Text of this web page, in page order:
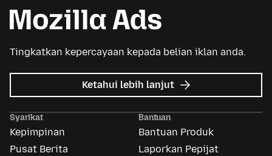
Tingkatkan kepercayaan kepada belian iklan anda.
Ketahui lebih lanjut tentang
Iklan
Syarikat
Kepimpinan
Pusat Berita
Bantuan
Bantuan Produk
Laporkan Pepijat